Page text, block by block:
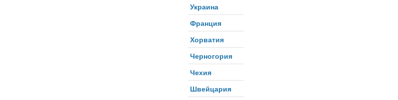
Украина
Франция
Хорватия
Черногория
Чехия
Швейцария